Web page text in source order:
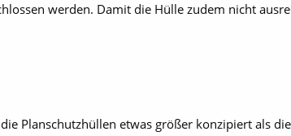
werden. Damit die Hülle zudem nicht
Planschutzhüllen etwas größer konzipiert als